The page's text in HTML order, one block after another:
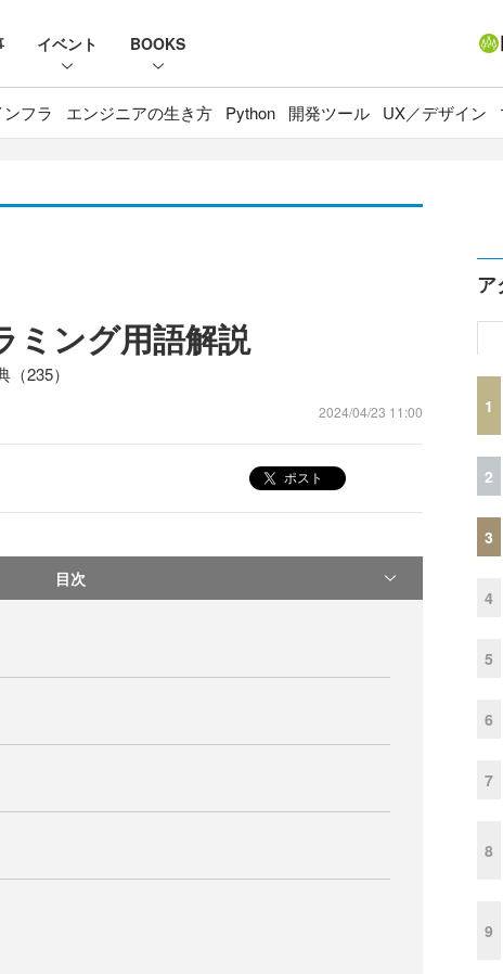
イベント BOOKS
ンフラ エンジニアの生き方 Python 開発ツール UX／デザイン
ミング用語解説
235）
2024/04/23 11:00
ポスト
目次
ア
1
2
3
4
5
6
7
8
9